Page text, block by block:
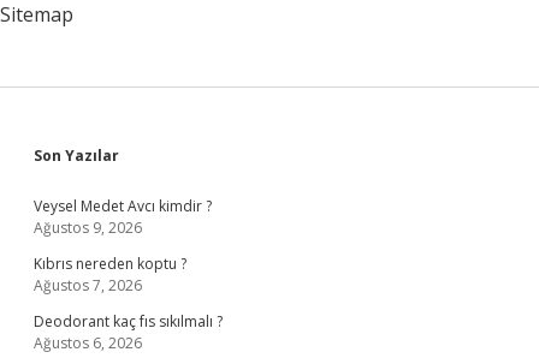
Sitemap
Sidebar
Son Yazılar
Veysel Medet Avcı kimdir ?
Ağustos 9, 2026
Kıbrıs nereden koptu ?
Ağustos 7, 2026
Deodorant kaç fıs sıkılmalı ?
Ağustos 6, 2026